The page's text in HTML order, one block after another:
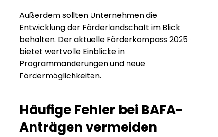
Außerdem sollten Unternehmen die
Entwicklung der Förderlandschaft im Blick
behalten. Der aktuelle Förderkompass 2025
bietet wertvolle Einblicke in
Programmänderungen und neue
Fördermöglichkeiten.
Häufige Fehler bei BAFA-
Anträgen vermeiden